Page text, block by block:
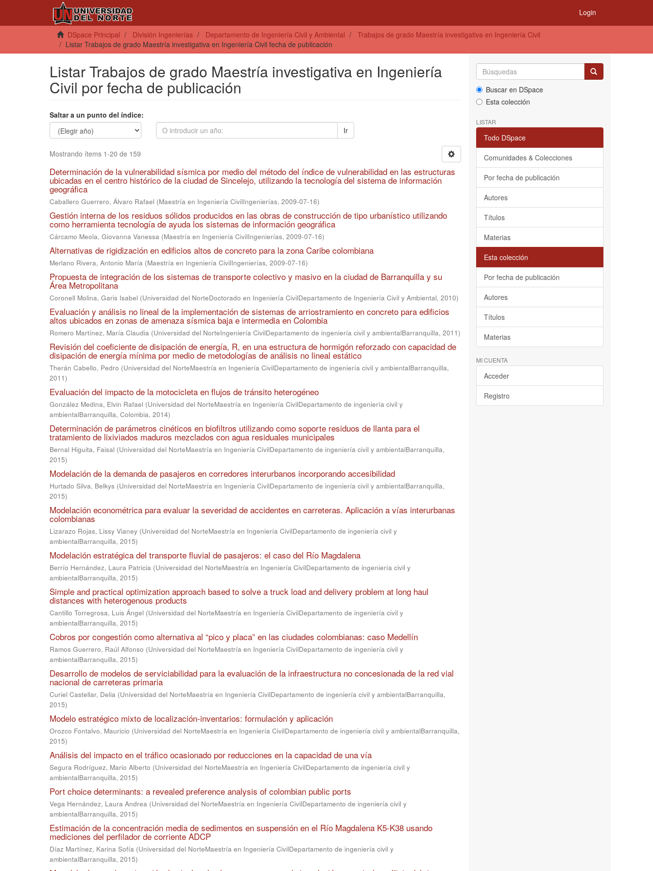
Login
DSpace Principal División Ingenierías Departamento de Ingeniería Civil y Ambiental
Trabajos de grado Maestría investigativa en Ingeniería Civil
Listar Trabajos de grado Maestría investigativa en Ingeniería Civil fecha de publicación
Listar Trabajos de grado Maestría investigativa en Ingeniería
Civil por fecha de publicación
Saltar a un punto del índice:
Ir
Mostrando ítems 1-20 de 159
Determinación de la vulnerabilidad sísmica por medio del método del índice de vulnerabilidad en las estructuras
ubicadas en el centro histórico de la ciudad de Sincelejo, utilizando la tecnología del sistema de información
geográfica
Caballero Guerrero, Álvaro Rafael (Maestría en Ingeniería CivilIngenierías, 2009-07-16)
Gestión interna de los residuos sólidos producidos en las obras de construcción de tipo urbanístico utilizando
como herramienta tecnología de ayuda los sistemas de información geográfica
Cárcamo Meola, Giovanna Vanessa (Maestría en Ingeniería CivilIngenierías, 2009-07-16)
Alternativas de rigidización en edificios altos de concreto para la zona Caribe colombiana
Merlano Rivera, Antonio María (Maestría en Ingeniería CivilIngenierías, 2009-07-16)
Propuesta de integración de los sistemas de transporte colectivo y masivo en la ciudad de Barranquilla y su
Área Metropolitana
Coronell Molina, Garis Isabel (Universidad del NorteDoctorado en Ingeniería CivilDepartamento de Ingeniería Civil y Ambiental, 2010)
Evaluación y análisis no lineal de la implementación de sistemas de arriostramiento en concreto para edificios
altos ubicados en zonas de amenaza sísmica baja e intermedia en Colombia
Romero Martínez, María Claudia (Universidad del NorteIngeniería CivilDepartamento de ingeniería civil y ambientalBarranquilla, 2011)
Revisión del coeficiente de disipación de energía, R, en una estructura de hormigón reforzado con capacidad de
disipación de energía mínima por medio de metodologías de análisis no lineal estático
Therán Cabello, Pedro (Universidad del NorteMaestría en Ingeniería CivilDepartamento de ingeniería civil y ambientalBarranquilla,
2011)
Evaluación del impacto de la motocicleta en flujos de tránsito heterogéneo
González Medina, Elvin Rafael (Universidad del NorteMaestría en Ingeniería CivilDepartamento de ingeniería civil y
ambientalBarranquilla, Colombia, 2014)
Determinación de parámetros cinéticos en biofiltros utilizando como soporte residuos de llanta para el
tratamiento de lixiviados maduros mezclados con agua residuales municipales
Bernal Higuita, Faisal (Universidad del NorteMaestría en Ingeniería CivilDepartamento de ingeniería civil y ambientalBarranquilla,
2015)
Modelación de la demanda de pasajeros en corredores interurbanos incorporando accesibilidad
Hurtado Silva, Belkys (Universidad del NorteMaestría en Ingeniería CivilDepartamento de ingeniería civil y ambientalBarranquilla,
2015)
Modelación econométrica para evaluar la severidad de accidentes en carreteras. Aplicación a vías interurbanas
colombianas
Lizarazo Rojas, Lissy Vianey (Universidad del NorteMaestría en Ingeniería CivilDepartamento de ingeniería civil y
ambientalBarranquilla, 2015)
Modelación estratégica del transporte fluvial de pasajeros: el caso del Río Magdalena
Berrío Hernández, Laura Patricia (Universidad del NorteMaestría en Ingeniería CivilDepartamento de ingeniería civil y
ambientalBarranquilla, 2015)
Simple and practical optimization approach based to solve a truck load and delivery problem at long haul
distances with heterogenous products
Cantillo Torregrosa, Luis Ángel (Universidad del NorteMaestría en Ingeniería CivilDepartamento de ingeniería civil y
ambientalBarranquilla, 2015)
Cobros por congestión como alternativa al “pico y placa” en las ciudades colombianas: caso Medellín
Ramos Guerrero, Raúl Alfonso (Universidad del NorteMaestría en Ingeniería CivilDepartamento de ingeniería civil y
ambientalBarranquilla, 2015)
Desarrollo de modelos de serviciabilidad para la evaluación de la infraestructura no concesionada de la red vial
nacional de carreteras primaria
Curiel Castellar, Delia (Universidad del NorteMaestría en Ingeniería CivilDepartamento de ingeniería civil y ambientalBarranquilla,
2015)
Modelo estratégico mixto de localización-inventarios: formulación y aplicación
Orozco Fontalvo, Mauricio (Universidad del NorteMaestría en Ingeniería CivilDepartamento de ingeniería civil y ambientalBarranquilla,
2015)
Análisis del impacto en el tráfico ocasionado por reducciones en la capacidad de una vía
Segura Rodríguez, Mario Alberto (Universidad del NorteMaestría en Ingeniería CivilDepartamento de ingeniería civil y
ambientalBarranquilla, 2015)
Port choice determinants: a revealed preference analysis of colombian public ports
Vega Hernández, Laura Andrea (Universidad del NorteMaestría en Ingeniería CivilDepartamento de ingeniería civil y
ambientalBarranquilla, 2015)
Estimación de la concentración media de sedimentos en suspensión en el Río Magdalena K5-K38 usando
mediciones del perfilador de corriente ADCP
Díaz Martínez, Karina Sofía (Universidad del NorteMaestría en Ingeniería CivilDepartamento de ingeniería civil y
ambientalBarranquilla, 2015)
Buscar en DSpace
Esta colección
LISTAR
Todo DSpace
Comunidades & Colecciones
Por fecha de publicación
Autores
Títulos
Materias
Esta colección
Por fecha de publicación
Autores
Títulos
Materias
MI CUENTA
Acceder
Registro